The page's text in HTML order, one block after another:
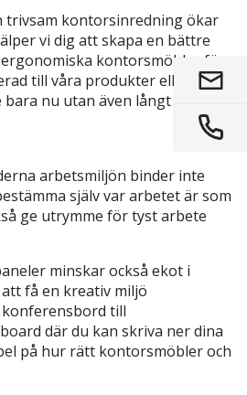
trivsam kontorsinredning ökar
vi dig att skapa en bättre
kontorsmöbler för
till våra produkter eller
nu utan även långt in i
arbetsmiljön binder inte
själv var arbetet är som
ge utrymme för tyst arbete
minskar också ekot i
få en kreativ miljö
till
där du kan skriva ner dina
på hur rätt kontorsmöbler och